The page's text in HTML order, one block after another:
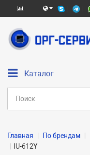
Каталог
Главная По брендам
IU-612Y